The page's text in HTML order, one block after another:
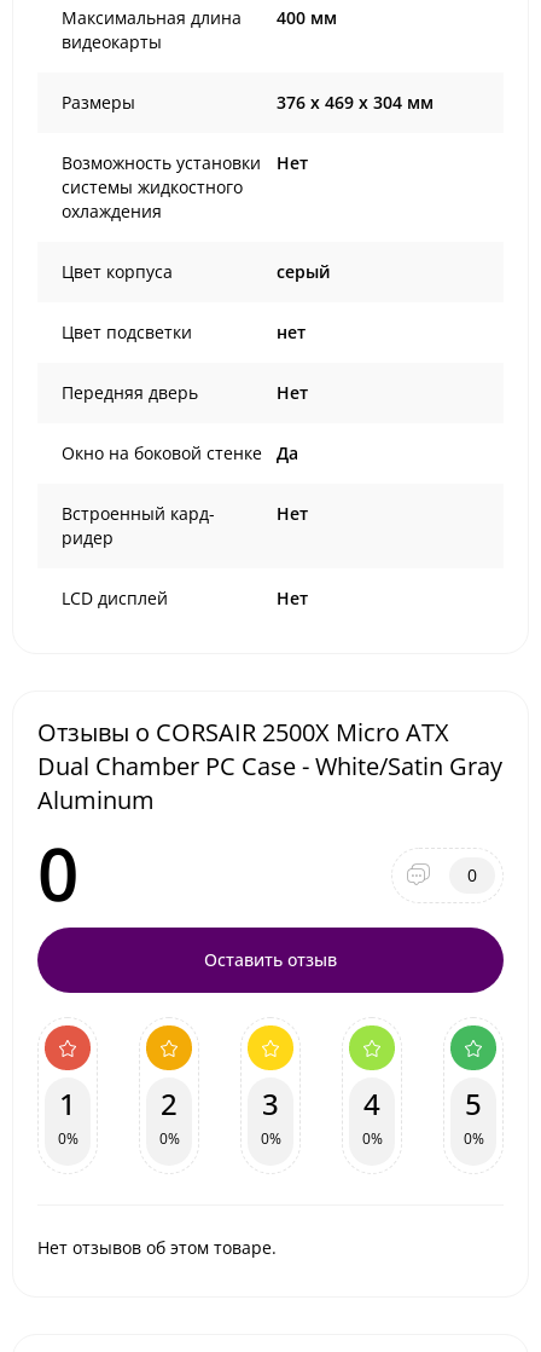
Максимальная длина
видеокарты
400 мм
Размеры 376 x 469 x 304 мм
Возможность установки
системы жидкостного
охлаждения
Нет
Цвет корпуса серый
Цвет подсветки нет
Передняя дверь Нет
Окно на боковой стенке Да
Встроенный кард-
ридер
Нет
LCD дисплей Нет
Отзывы о CORSAIR 2500X Micro ATX
Dual Chamber PC Case - White/Satin Gray
Aluminum
0 0
Оставить отзыв
1
0%
2
0%
3
0%
4
0%
5
0%
Нет отзывов об этом товаре.